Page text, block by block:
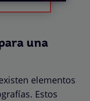
una
elementos
Estos